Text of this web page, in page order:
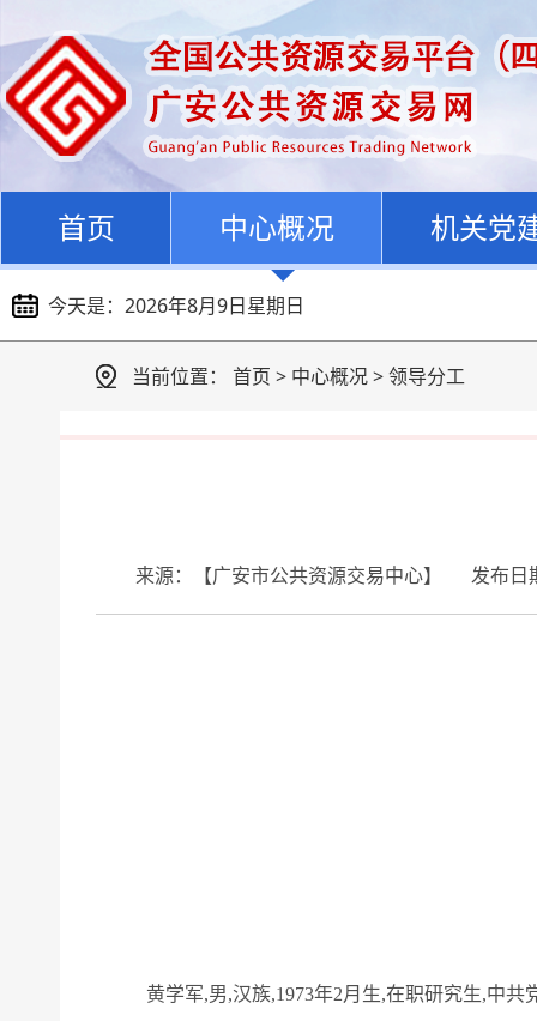
首页 中心概况 机关党
今天是： 2026年8月9日星期日
当前位置： 首页 > 中心概况>领导分工
来源：【广安市公共资源交易中心】 发布日
黄学军,男,汉族,1973年2月 生,在职研究生,中共